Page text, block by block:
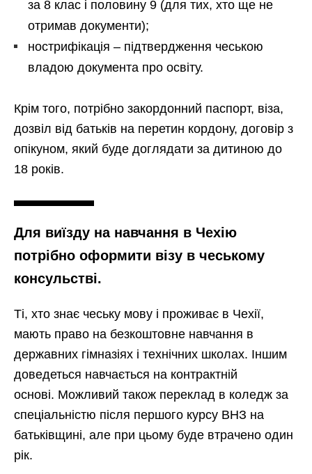
за 8 клас і половину 9 (для тих, хто ще не
отримав документи);
нострифікація – підтвердження чеською
владою документа про освіту.
Крім того, потрібно закордонний паспорт, віза,
дозвіл від батьків на перетин кордону, договір з
опікуном, який буде доглядати за дитиною до
18 років.
Для виїзду на навчання в Чехію
потрібно оформити візу в чеському
консульстві.
Ті, хто знає чеську мову і проживає в Чехії,
мають право на безкоштовне навчання в
державних гімназіях і технічних школах. Іншим
доведеться навчається на контрактній
основі. Можливий також переклад в коледж за
спеціальністю після першого курсу ВНЗ на
батьківщині, але при цьому буде втрачено один
рік.